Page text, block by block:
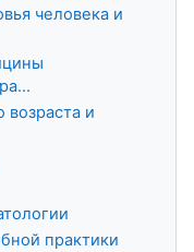
человека и
возраста и
практики